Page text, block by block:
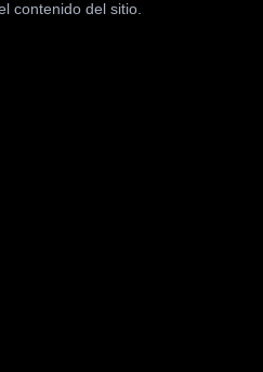
contenido del sitio.